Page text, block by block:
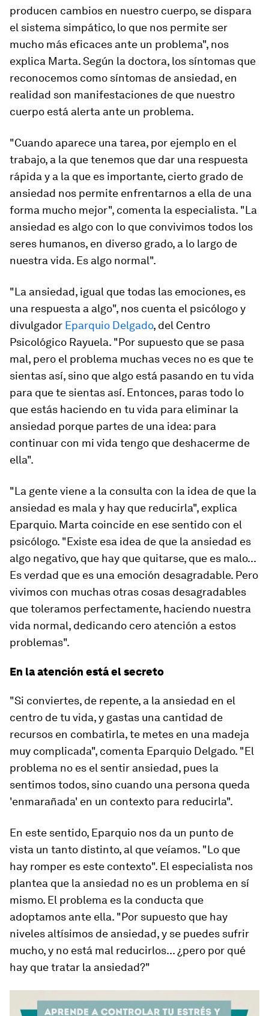
producen cambios en nuestro cuerpo, se dispara
el sistema simpático, lo que nos permite ser
mucho más eficaces ante un problema", nos
explica Marta. Según la doctora, los síntomas que
reconocemos como síntomas de ansiedad, en
realidad son manifestaciones de que nuestro
cuerpo está alerta ante un problema.
"Cuando aparece una tarea, por ejemplo en el
trabajo, a la que tenemos que dar una respuesta
rápida y a la que es importante, cierto grado de
ansiedad nos permite enfrentarnos a ella de una
forma mucho mejor", comenta la especialista. "La
ansiedad es algo con lo que convivimos todos los
seres humanos, en diverso grado, a lo largo de
nuestra vida. Es algo normal".
"La ansiedad, igual que todas las emociones, es
una respuesta a algo", nos cuenta el psicólogo y
divulgador Eparquio Delgado, del Centro
Psicológico Rayuela. "Por supuesto que se pasa
mal, pero el problema muchas veces no es que te
sientas así, sino que algo está pasando en tu vida
para que te sientas así. Entonces, paras todo lo
que estás haciendo en tu vida para eliminar la
ansiedad porque partes de una idea: para
continuar con mi vida tengo que deshacerme de
ella".
"La gente viene a la consulta con la idea de que la
ansiedad es mala y hay que reducirla", explica
Eparquio. Marta coincide en ese sentido con el
psicólogo. "Existe esa idea de que la ansiedad es
algo negativo, que hay que quitarse, que es malo...
Es verdad que es una emoción desagradable. Pero
vivimos con muchas otras cosas desagradables
que toleramos perfectamente, haciendo nuestra
vida normal, dedicando cero atención a estos
problemas".
En la atención está el secreto
"Si conviertes, de repente, a la ansiedad en el
centro de tu vida, y gastas una cantidad de
recursos en combatirla, te metes en una madeja
muy complicada", comenta Eparquio Delgado. "El
problema no es el sentir ansiedad, pues la
sentimos todos, sino cuando una persona queda
'enmarañada' en un contexto para reducirla".
En este sentido, Eparquio nos da un punto de
vista un tanto distinto, al que veíamos. "Lo que
hay romper es este contexto". El especialista nos
plantea que la ansiedad no es un problema en sí
mismo. El problema es la conducta que
adoptamos ante ella. "Por supuesto que hay
niveles altísimos de ansiedad, y se puedes sufrir
mucho, y no está mal reducirlos... ¿pero por qué
hay que tratar la ansiedad?"